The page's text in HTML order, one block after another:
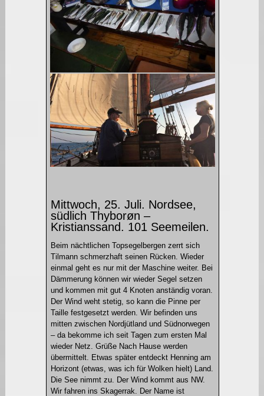
Mittwoch, 25. Juli. Nordsee,
südlich Thyborøn –
Kristianssand. 101 Seemeilen.
Beim nächtlichen Topsegelbergen zerrt sich
Tilmann schmerzhaft seinen Rücken. Wieder
einmal geht es nur mit der Maschine weiter. Bei
Dämmerung können wir wieder Segel setzen
und kommen mit gut 4 Knoten anständig voran.
Der Wind weht stetig, so kann die Pinne per
Taille festgesetzt werden. Wir befinden uns
mitten zwischen Nordjütland und Südnorwegen
– da bekomme ich seit Tagen zum ersten Mal
wieder Netz. Grüße Nach Hause werden
übermittelt. Etwas später entdeckt Henning am
Horizont (etwas, was ich für Wolken hielt) Land.
Die See nimmt zu. Der Wind kommt aus NW.
Wir fahren ins Skagerrak. Der Name ist